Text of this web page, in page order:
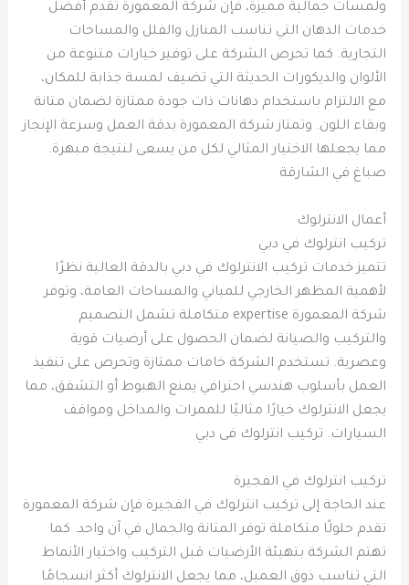
ولمسات جمالية مميزة، فإن شركة المعمورة تقدم أفضل
خدمات الدهان التي تناسب المنازل والفلل والمساحات
التجارية. كما تحرص الشركة على توفير خيارات متنوعة من
الألوان والديكورات الحديثة التي تضيف لمسة جذابة للمكان،
مع الالتزام باستخدام دهانات ذات جودة ممتازة لضمان متانة
وبقاء اللون. وتمتاز شركة المعمورة بدقة العمل وسرعة الإنجاز
مما يجعلها الاختيار المثالي لكل من يسعى لنتيجة مبهرة.
صباغ في الشارقة
أعمال الانترلوك
تركيب انترلوك في دبي
تتميز خدمات تركيب الانترلوك في دبي بالدقة العالية نظرًا
لأهمية المظهر الخارجي للمباني والمساحات العامة، وتوفر
شركة المعمورة expertise متكاملة تشمل التصميم
والتركيب والصيانة لضمان الحصول على أرضيات قوية
وعصرية. تستخدم الشركة خامات ممتازة وتحرص على تنفيذ
العمل بأسلوب هندسي احترافي يمنع الهبوط أو التشقق، مما
يجعل الانترلوك خيارًا مثاليًا للممرات والمداخل ومواقف
السيارات. تركيب انترلوك فى دبي
تركيب انترلوك في الفجيرة
عند الحاجة إلى تركيب انترلوك في الفجيرة فإن شركة المعمورة
تقدم حلولًا متكاملة توفر المتانة والجمال في آن واحد. كما
تهتم الشركة بتهيئة الأرضيات قبل التركيب واختيار الأنماط
التي تناسب ذوق العميل، مما يجعل الانترلوك أكثر انسجامًا